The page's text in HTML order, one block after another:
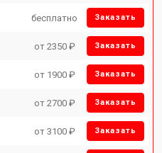
бесплатно Заказать
от 2350 ₽ Заказать
от 1900 ₽ Заказать
от 2700 ₽ Заказать
от 3100 ₽ Заказать